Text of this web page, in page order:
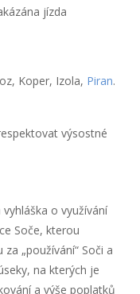
jízda
Koper, Izola, Piran.
výsostné
o využívání
Soče, kterou
„používání“ Soči a
na kterých je
a výše poplatků